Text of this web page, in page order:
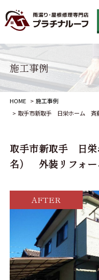
施工事例
HOME
施工事例
取手市新取手 日栄ホーム 斉
取手市新取手 日
名） 外装リフォー